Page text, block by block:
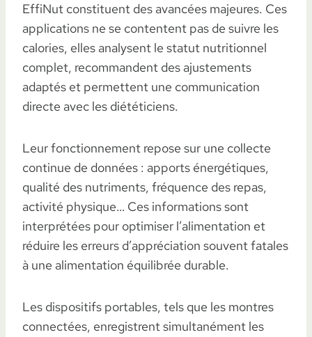
EffiNut constituent des avancées majeures. Ces
applications ne se contentent pas de suivre les
calories, elles analysent le statut nutritionnel
complet, recommandent des ajustements
adaptés et permettent une communication
directe avec les diététiciens.
Leur fonctionnement repose sur une collecte
continue de données : apports énergétiques,
qualité des nutriments, fréquence des repas,
activité physique… Ces informations sont
interprétées pour optimiser l’alimentation et
réduire les erreurs d’appréciation souvent fatales
à une alimentation équilibrée durable.
Les dispositifs portables, tels que les montres
connectées, enregistrent simultanément les